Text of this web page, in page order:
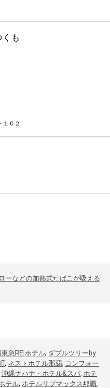
も
１０２
ーなどの加熱式たばこが吸える
急REIホテル, ダブルツリーby
, ネストホテル那覇, コンフォー
沖縄ナハナ・ホテル&スパ, ホテ
テル, ホテルリブマックス那覇,